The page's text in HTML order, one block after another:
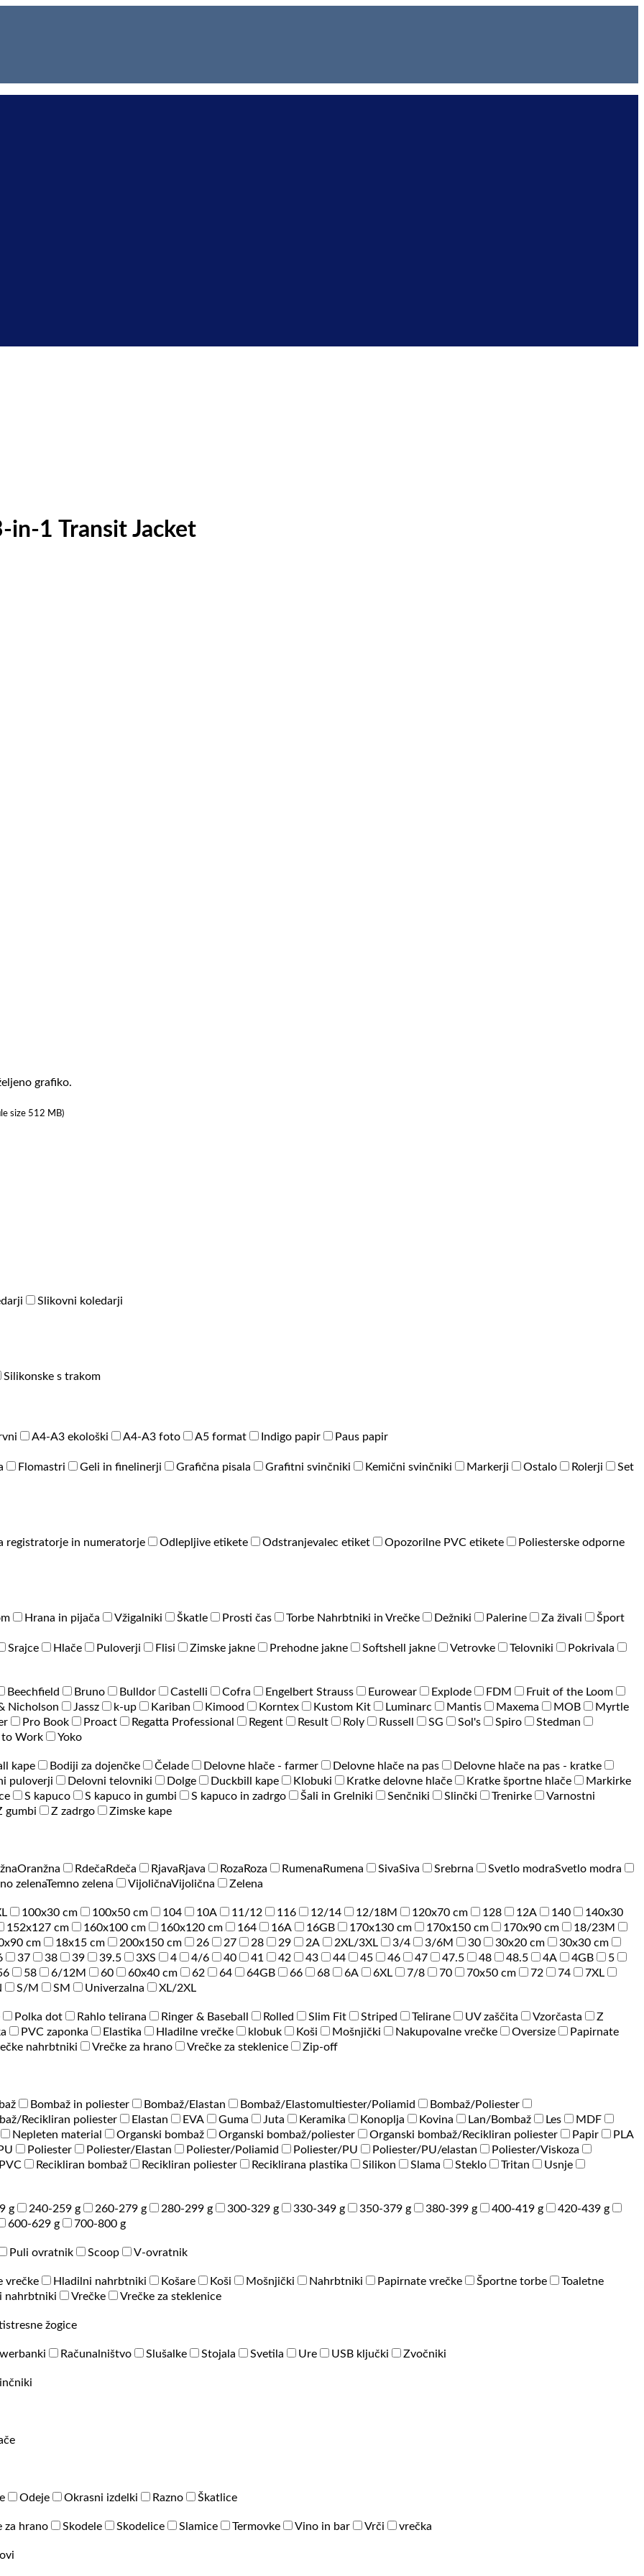
in-1 Transit Jacket
grafiko.
size 512 MB)
Slikovni koledarji
Silikonske s trakom
A4-A3 ekološki A4-A3 foto A5 format Indigo papir
Paus papir
Flomastri Geli in finelinerji Grafična pisala Grafitni svinčniki Kemični svinčniki Markerji Ostalo Rolerji
Set
registratorje in numeratorje Odlepljive etikete Odstranjevalec etiket Opozorilne PVC etikete
Poliesterske odporne
Hrana in pijača Vžigalniki Škatle Prosti čas Torbe Nahrbtniki in Vrečke Dežniki Palerine Za živali
Šport
Srajce Hlače Puloverji Flisi Zimske jakne Prehodne jakne Softshell jakne Vetrovke Telovniki
Pokrivala
Beechfield Bruno Bulldor Castelli Cofra Engelbert Strauss Eurowear Explode FDM
Fruit of the Loom
Nicholson Jassz k-up Kariban Kimood Korntex Kustom Kit Luminarc Mantis Maxema MOB
Myrtle
Pro Book Proact Regatta Professional Regent Result Roly Russell SG Sol's Spiro
Stedman
to Work
Yoko
kape Bodiji za dojenčke Čelade Delovne hlače - farmer Delovne hlače na pas
Delovne hlače na pas - kratke
puloverji Delovni telovniki Dolge Duckbill kape Klobuki Kratke delovne hlače Kratke športne hlače
Markirke
S kapuco S kapuco in gumbi S kapuco in zadrgo Šali in Grelniki Senčniki Slinčki Trenirke
Varnostni
gumbi Z zadrgo
Zimske kape
Oranžna Rdeča Rdeča Rjava Rjava Roza Roza Rumena Rumena SivaSiva Srebrna Svetlo modraSvetlo modra
zelenaTemno zelena VijoličnaVijolična
Zelena
100x30 cm 100x50 cm 104 10A 11/12 116 12/14 12/18M 120x70 cm 128 12A 140
140x30
152x127 cm 160x100 cm 160x120 cm 164 16A 16GB 170x130 cm 170x150 cm 170x90 cm
18/23M
cm 18x15 cm 200x150 cm 26 27 28 29 2A 2XL/3XL 3/4 3/6M 30 30x20 cm
30x30 cm
37 38 39 39.5 3XS 4 4/6 40 41 42 43 44 45 46 47 47.5 48 48.5 4A 4GB
5
58 6/12M 60 60x40 cm 62 64 64GB 66 68 6A 6XL 7/8 70 70x50 cm 72 74
7XL
S/M SM Univerzalna
XL/2XL
Polka dot Rahlo telirana Ringer & Baseball Rolled Slim Fit Striped Telirane UV zaščita Vzorčasta
Z
PVC zaponka Elastika Hladilne vrečke klobuk Koši Mošnjički Nakupovalne vrečke Oversize
Papirnate
nahrbtniki Vrečke za hrano Vrečke za steklenice
Zip-off
Bombaž in poliester Bombaž/Elastan Bombaž/Elastomultiester/Poliamid
Bombaž/Poliester
Recikliran poliester Elastan EVA Guma Juta Keramika Konoplja Kovina Lan/Bombaž Les
MDF
Nepleten material Organski bombaž Organski bombaž/poliester Organski bombaž/Recikliran poliester Papir
PLA
Poliester Poliester/Elastan Poliester/Poliamid Poliester/PU Poliester/PU/elastan
Poliester/Viskoza
PVC Recikliran bombaž Recikliran poliester Reciklirana plastika Silikon Slama Steklo Tritan
Usnje
g 240-259 g 260-279 g 280-299 g 300-329 g 330-349 g 350-379 g 380-399 g 400-419 g
420-439 g
600-629 g
700-800 g
Puli ovratnik Scoop
V-ovratnik
vrečke Hladilni nahrbtniki Košare Koši Mošnjički Nahrbtniki Papirnate vrečke Športne torbe
Toaletne
nahrbtniki Vrečke
Vrečke za steklenice
žogice
Računalništvo Slušalke Stojala Svetila Ure USB ključki
Zvočniki
Odeje Okrasni izdelki Razno
Škatlice
za hrano Skodele Skodelice Slamice Termovke Vino in bar Vrči
vrečka